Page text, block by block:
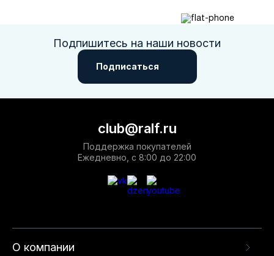
Подпишитесь на наши новости
Подписаться
О компании
club@ralf.ru
Поддержка покупателей
Ежедневно, с 8:00 до 22:00